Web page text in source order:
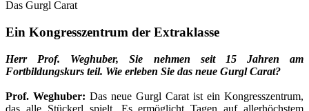
Das Gurgl Carat
Ein Kongress­zentrum der Extraklasse
Herr Prof. Weghuber, Sie nehmen seit 15 Jahren am
Fortbildungskurs teil. Wie erleben Sie das neue Gurgl Carat?
Prof. Weghuber: Das neue Gurgl Carat ist ein Kongresszentrum,
das alle Stückerl spielt. Es ermöglicht Tagen auf allerhöchstem